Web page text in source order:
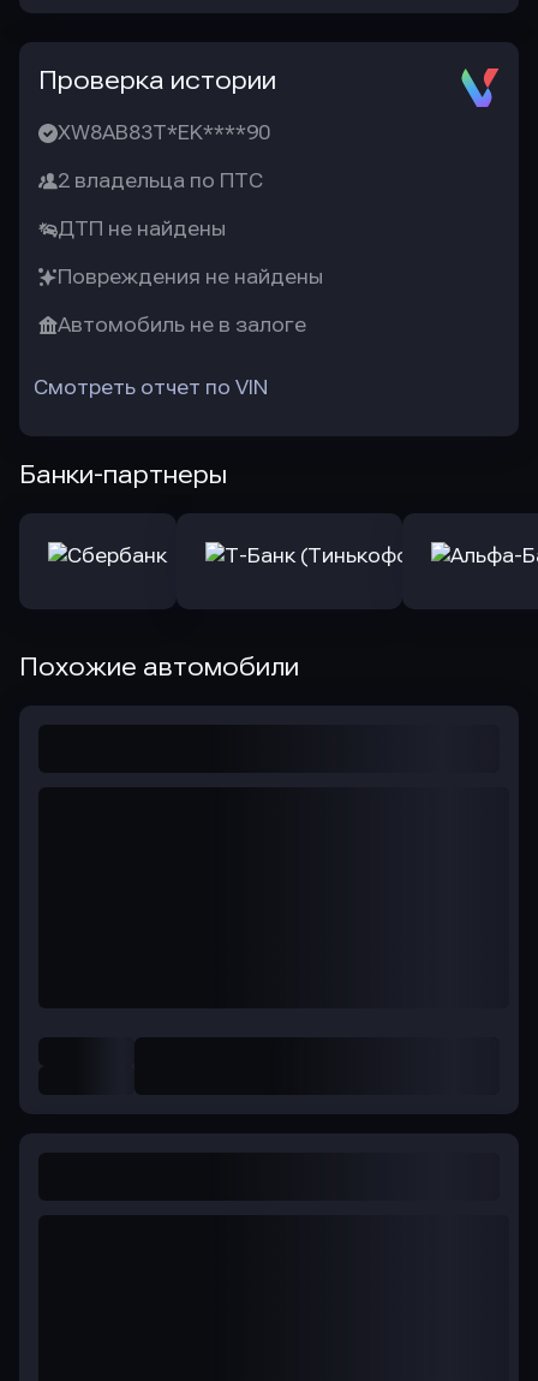
Проверка истории
XW8AB83T*EK****90
2 владельца по ПТС
ДТП не найдены
Повреждения не найдены
Автомобиль не в залоге
Смотреть отчет по VIN
Банки-партнеры
Похожие автомобили